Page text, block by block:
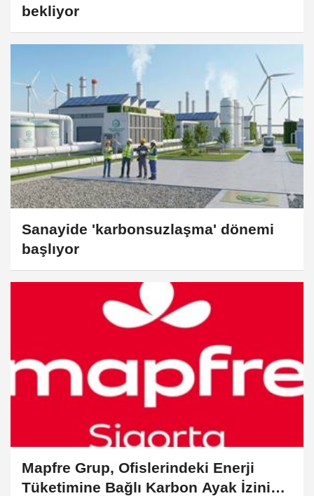
bekliyor
Sanayide 'karbonsuzlaşma' dönemi
başlıyor
Mapfre Grup, Ofislerindeki Enerji
Tüketimine Bağlı Karbon Ayak İzini